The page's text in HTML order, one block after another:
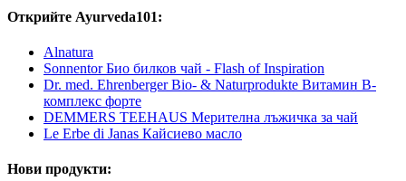
Открийте Ayurveda101:
Alnatura
Sonnentor Био билков чай - Flash of Inspiration
Dr. med. Ehrenberger Bio- & Naturprodukte Витамин B-
комплекс форте
DEMMERS TEEHAUS Мерителна лъжичка за чай
Le Erbe di Janas Кайсиево масло
Нови продукти: